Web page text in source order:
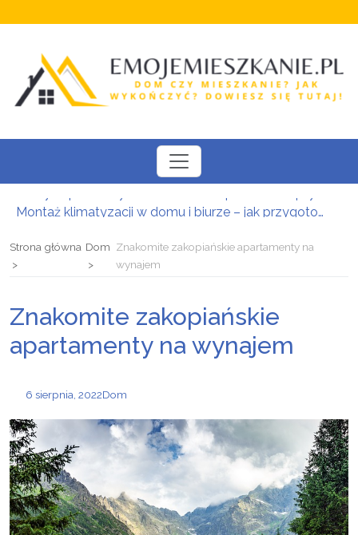
Strona główna Dom Znakomite zakopiańskie apartamenty na
wynajem
Znakomite zakopiańskie
apartamenty na wynajem
6 sierpnia, 2022Dom